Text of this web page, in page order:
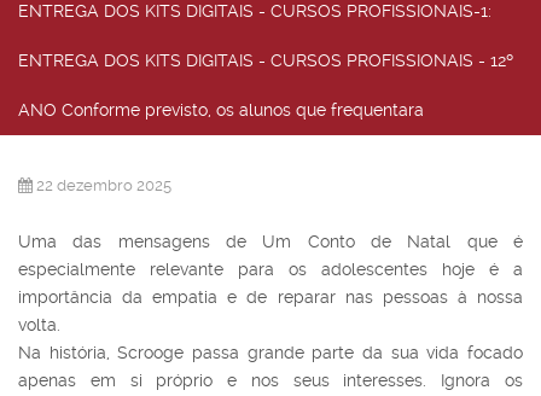
ENTREGA DOS KITS DIGITAIS - CURSOS PROFISSIONAIS-1:
ENTREGA DOS KITS DIGITAIS - CURSOS PROFISSIONAIS - 12º
ANO Conforme previsto, os alunos que frequentara
22 dezembro 2025
Uma das mensagens de Um Conto de Natal que é
especialmente relevante para os adolescentes hoje é a
importância da empatia e de reparar nas pessoas à nossa
volta.
Na história, Scrooge passa grande parte da sua vida focado
apenas em si próprio e nos seus interesses. Ignora os